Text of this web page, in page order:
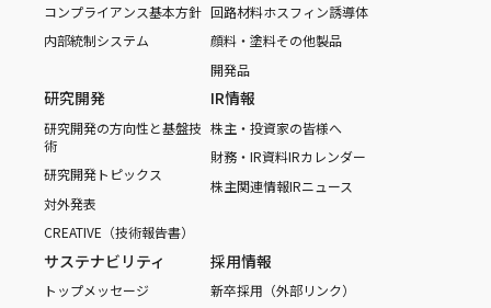
コンプライアンス基本方針
内部統制システム
回路材料ホスフィン誘導体
顔料・塗料その他製品
開発品
研究開発
研究開発の方向性と基盤技
術
研究開発トピックス
対外発表
CREATIVE（技術報告書）
IR情報
株主・投資家の皆様へ
財務・IR資料IRカレンダー
株主関連情報IRニュース
サステナビリティ
トップメッセージ
採用情報
新卒採用（外部リンク）